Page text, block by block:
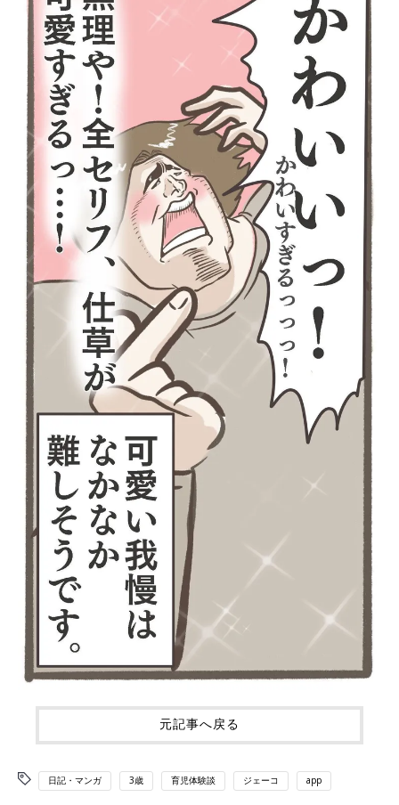
元記事へ戻る
日記・マンガ 3歳 育児体験談 ジェーコ app